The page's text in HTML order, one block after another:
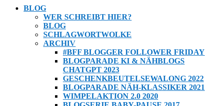
BLOG
WER SCHREIBT HIER?
BLOG
SCHLAGWORTWOLKE
ARCHIV
#BFF BLOGGER FOLLOWER FRIDAY
BLOGPARADE KI & NÄHBLOGS
CHATGPT 2023
GESCHENKBEUTELSEWALONG 2022
BLOGPARADE NÄH-KLASSIKER 2021
WIMPELAKTION 2.0 2020